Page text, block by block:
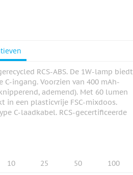
RCS-ABS. De 1W-lamp biedt
ingang. Voorzien van 400 mAh-
ademend). Met 60 lumen
in een plasticvrije FSC-mixdoos.
C-laadkabel. RCS-gecertificeerde
10 25 50 100